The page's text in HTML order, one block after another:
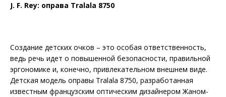
J. F. Rey: оправа Tralala 8750
Создание детских очков – это особая ответственность,
ведь речь идет о повышенной безопасности, правильной
эргономике и, конечно, привлекательном внешнем виде.
Детская модель оправы Tralala 8750, разработанная
известным французским оптическим дизайнером Жаном-